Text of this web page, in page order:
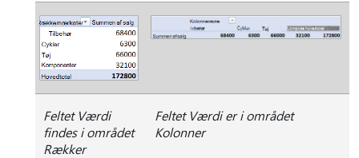
Feltet Værdi
findes i området
Rækker
Feltet Værdi er i området
Kolonner